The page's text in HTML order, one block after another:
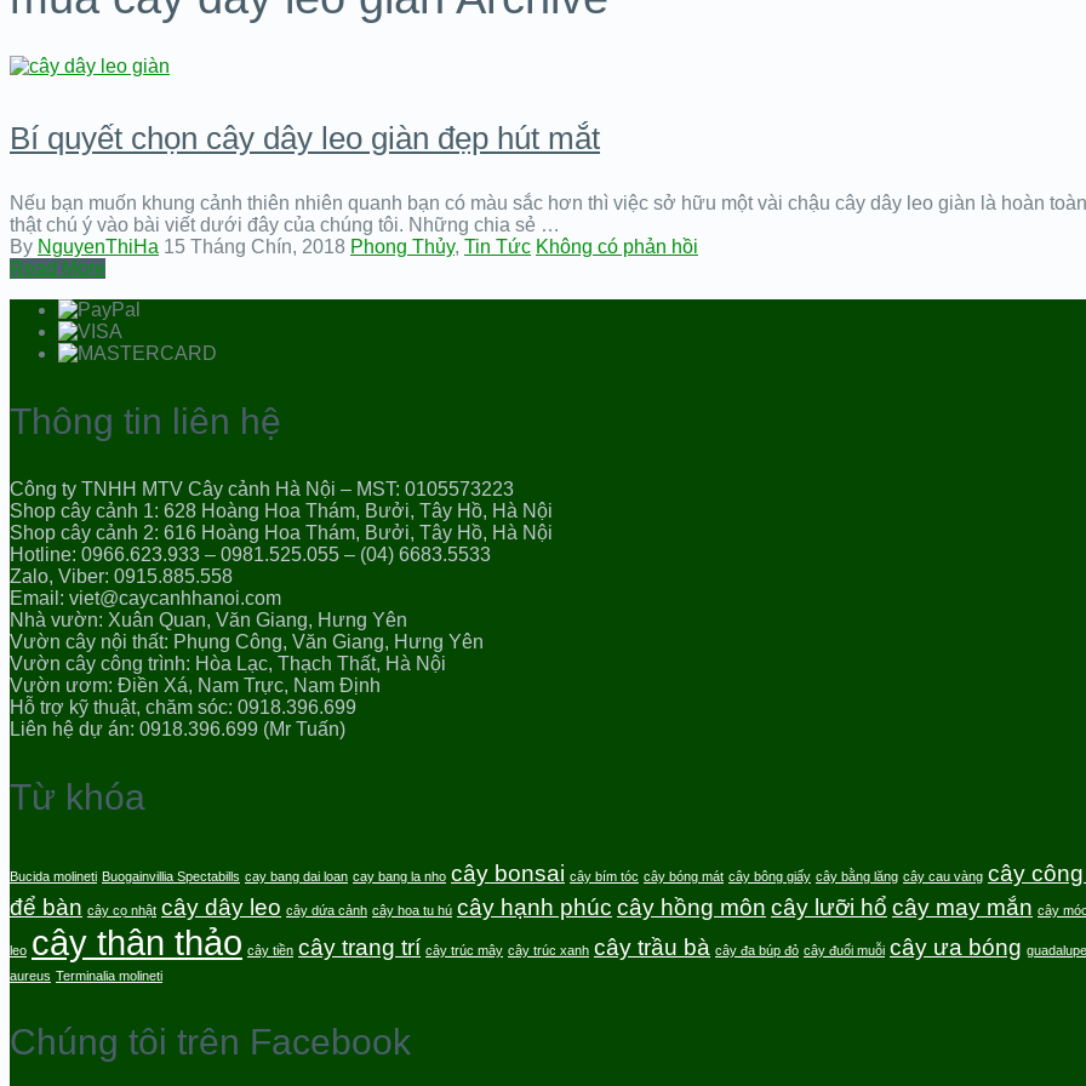
Bí quyết chọn cây dây leo giàn đẹp hút mắt
Nếu bạn muốn khung cảnh thiên nhiên quanh bạn có màu sắc hơn thì việc sở hữu một vài chậu cây dây leo giàn là hoàn
thật chú ý vào bài viết dưới đây của chúng tôi. Những chia sẻ …
By NguyenThiHa 15 Tháng Chín, 2018 Phong Thủy, Tin Tức Không có phản hồi
Read More
Thông tin liên hệ
Công ty TNHH MTV Cây cảnh Hà Nội – MST: 0105573223
Shop cây cảnh 1: 628 Hoàng Hoa Thám, Bưởi, Tây Hồ, Hà Nội
Shop cây cảnh 2: 616 Hoàng Hoa Thám, Bưởi, Tây Hồ, Hà Nội
Hotline: 0966.623.933 – 0981.525.055 – (04) 6683.5533
Zalo, Viber: 0915.885.558
Email: viet@caycanhhanoi.com
Nhà vườn: Xuân Quan, Văn Giang, Hưng Yên
Vườn cây nội thất: Phụng Công, Văn Giang, Hưng Yên
Vườn cây công trình: Hòa Lạc, Thạch Thất, Hà Nội
Vườn ươm: Điền Xá, Nam Trực, Nam Định
Hỗ trợ kỹ thuật, chăm sóc: 0918.396.699
Liên hệ dự án: 0918.396.699 (Mr Tuấn)
Từ khóa
Bucida molineti Buogainvillia Spectabills cay bang dai loan cay bang la nho cây bonsai cây bím tóc cây bóng mát cây bông giấy cây bằng lăng cây cau vàng cây
để bàn cây cọ nhật cây dây leo cây dứa cảnh cây hoa tu hú cây hạnh phúc cây hồng môn cây lưỡi hổ cây may mắn cây
leo cây thân thảo cây tiền cây trang trí cây trúc mây cây trúc xanh cây trầu bà cây đa búp đỏ cây đuổi muỗi cây ưa bóng guadalupe
aureus Terminalia molineti
Chúng tôi trên Facebook